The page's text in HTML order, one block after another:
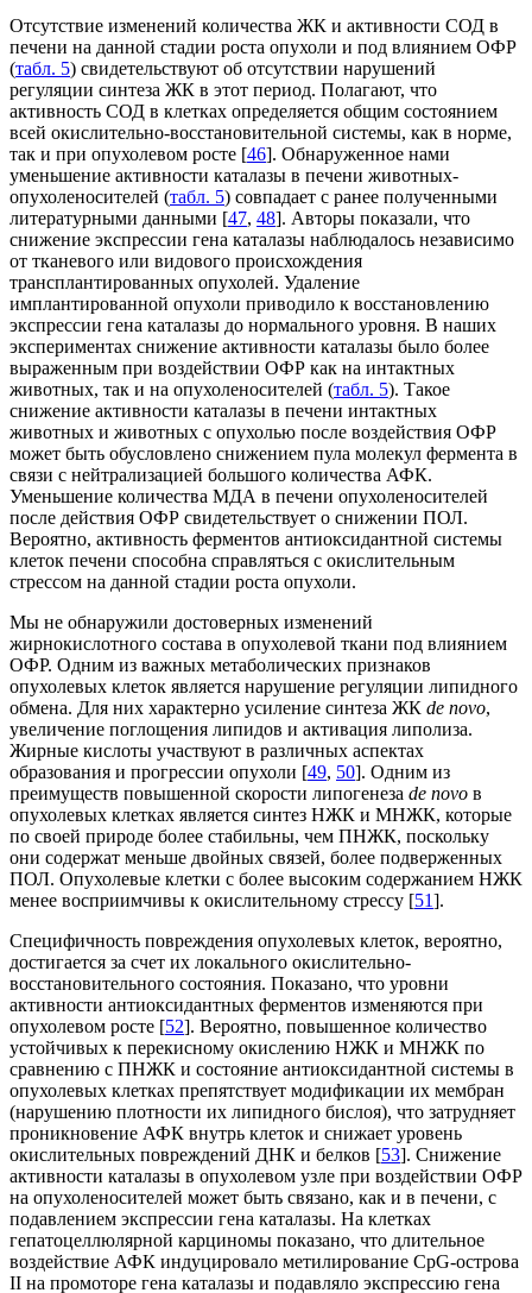
Отсутствие изменений количества ЖК и активности СОД в
печени на данной стадии роста опухоли и под влиянием ОФР
(табл. 5) свидетельствуют об отсутствии нарушений
регуляции синтеза ЖК в этот период. Полагают, что
активность СОД в клетках определяется общим состоянием
всей окислительно-восстановительной системы, как в норме,
так и при опухолевом росте [46]. Обнаруженное нами
уменьшение активности каталазы в печени животных-
опухоленосителей (табл. 5) совпадает с ранее полученными
литературными данными [47, 48]. Авторы показали, что
снижение экспрессии гена каталазы наблюдалось независимо
от тканевого или видового происхождения
трансплантированных опухолей. Удаление
имплантированной опухоли приводило к восстановлению
экспрессии гена каталазы до нормального уровня. В наших
экспериментах снижение активности каталазы было более
выраженным при воздействии ОФР как на интактных
животных, так и на опухоленосителей (табл. 5). Такое
снижение активности каталазы в печени интактных
животных и животных с опухолью после воздействия ОФР
может быть обусловлено снижением пула молекул фермента в
связи с нейтрализацией большого количества АФК.
Уменьшение количества МДА в печени опухоленосителей
после действия ОФР свидетельствует о снижении ПОЛ.
Вероятно, активность ферментов антиоксидантной системы
клеток печени способна справляться с окислительным
стрессом на данной стадии роста опухоли.
Мы не обнаружили достоверных изменений
жирнокислотного состава в опухолевой ткани под влиянием
ОФР. Одним из важных метаболических признаков
опухолевых клеток является нарушение регуляции липидного
обмена. Для них характерно усиление синтеза ЖК de novo,
увеличение поглощения липидов и активация липолиза.
Жирные кислоты участвуют в различных аспектах
образования и прогрессии опухоли [49, 50]. Одним из
преимуществ повышенной скорости липогенеза de novo в
опухолевых клетках является синтез НЖК и МНЖК, которые
по своей природе более стабильны, чем ПНЖК, поскольку
они содержат меньше двойных связей, более подверженных
ПОЛ. Опухолевые клетки с более высоким содержанием НЖК
менее восприимчивы к окислительному стрессу [51].
Специфичность повреждения опухолевых клеток, вероятно,
достигается за счет их локального окислительно-
восстановительного состояния. Показано, что уровни
активности антиоксидантных ферментов изменяются при
опухолевом росте [52]. Вероятно, повышенное количество
устойчивых к перекисному окислению НЖК и МНЖК по
сравнению с ПНЖК и состояние антиоксидантной системы в
опухолевых клетках препятствует модификации их мембран
(нарушению плотности их липидного бислоя), что затрудняет
проникновение АФК внутрь клеток и снижает уровень
окислительных повреждений ДНК и белков [53]. Снижение
активности каталазы в опухолевом узле при воздействии ОФР
на опухоленосителей может быть связано, как и в печени, с
подавлением экспрессии гена каталазы. На клетках
гепатоцеллюлярной карциномы показано, что длительное
воздействие АФК индуцировало метилирование CpG-острова
II на промоторе гена каталазы и подавляло экспрессию гена